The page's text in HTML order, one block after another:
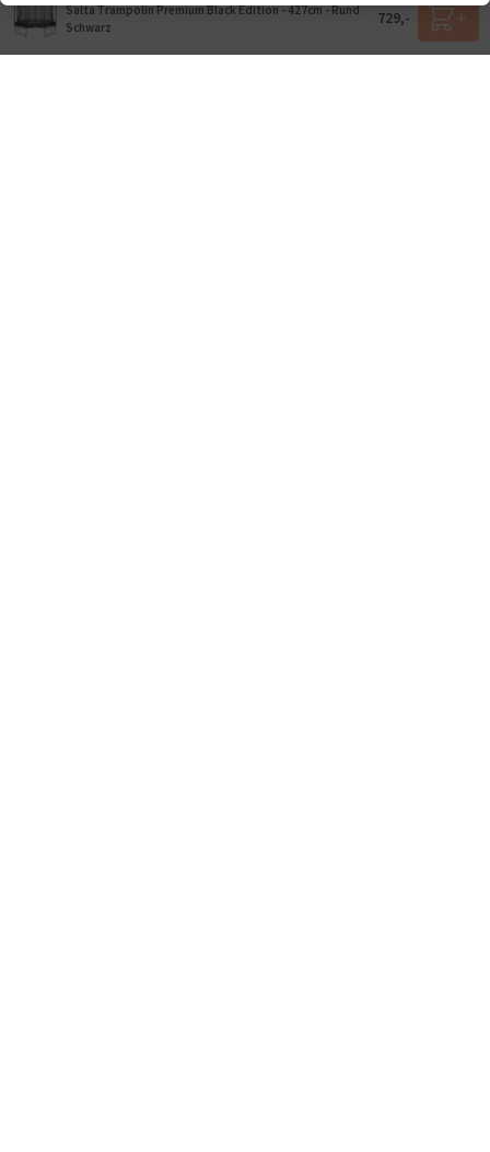
Salta Trampolin Premium Black Edition - 427cm - Rund
Schwarz
729,-